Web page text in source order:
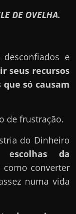
DE OVELHA.
e
seus recursos
só causam
de frustração.
do Dinheiro
escolhas da
converter
numa vida